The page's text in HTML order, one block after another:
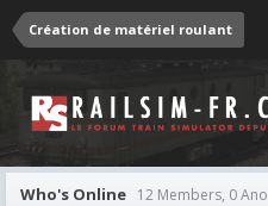
Création de matériel roulant
Who's Online 12 Members, 0